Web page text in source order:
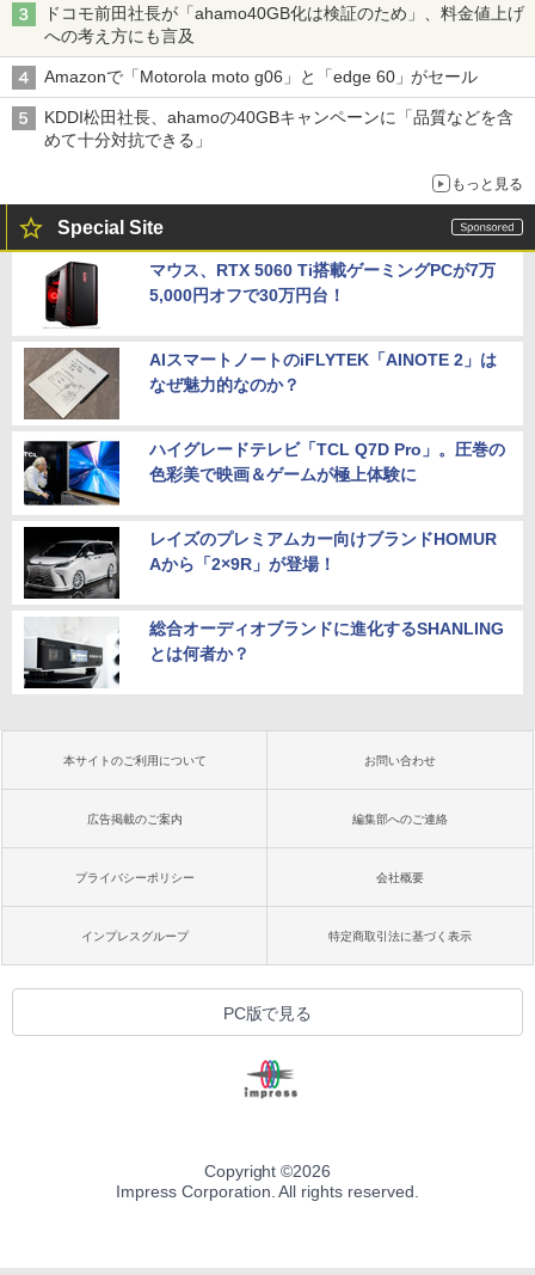
ドコモ前田社長が「ahamo40GB化は検証のため」、料金値上げ
への考え方にも言及
Amazonで「Motorola moto g06」と「edge 60」がセール
KDDI松田社長、ahamoの40GBキャンペーンに「品質などを含
めて十分対抗できる」
もっと見る
Special Site
マウス、RTX 5060 Ti搭載ゲーミングPCが7万
5,000円オフで30万円台！
AIスマートノートのiFLYTEK「AINOTE 2」は
なぜ魅力的なのか？
ハイグレードテレビ「TCL Q7D Pro」。圧巻の
色彩美で映画＆ゲームが極上体験に
レイズのプレミアムカー向けブランドHOMUR
Aから「2×9R」が登場！
総合オーディオブランドに進化するSHANLING
とは何者か？
本サイトのご利用について お問い合わせ
広告掲載のご案内 編集部へのご連絡
プライバシーポリシー 会社概要
インプレスグループ 特定商取引法に基づく表示
PC版で見る
Copyright ©2026
Impress Corporation. All rights reserved.